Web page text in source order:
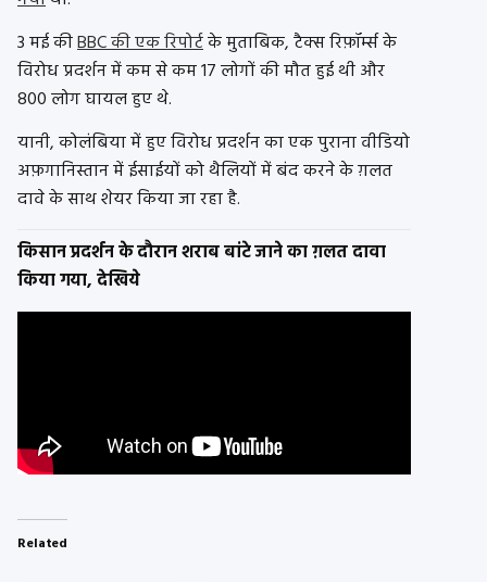
3 मई कीBBC की एक रिपोर्टके मुताबिक, टैक्स रिफ़ॉर्म्स के
विरोध प्रदर्शन में कम से कम 17 लोगों की मौत हुई थी और
800 लोग घायल हुए थे.
यानी, कोलंबिया में हुए विरोध प्रदर्शन का एक पुराना वीडियो
अफ़गानिस्तान में ईसाईयों को थैलियों में बंद करने के ग़लत
दावे के साथ शेयर किया जा रहा है.
किसान प्रदर्शन के दौरान शराब बांटे जाने का ग़लत दावा
किया गया, देखिये
Related